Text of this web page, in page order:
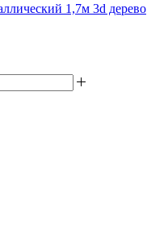
1,7м 3d дерево